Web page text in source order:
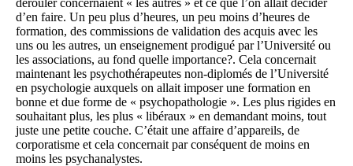
d’en faire. Un peu plus d’heures, un peu moins d’heures de
formation, des commissions de validation des acquis avec les
uns ou les autres, un enseignement prodigué par l’Université ou
les associations, au fond quelle importance?. Cela concernait
maintenant les psychothérapeutes non-diplomés de l’Université
en psychologie auxquels on allait imposer une formation en
bonne et due forme de « psychopathologie ». Les plus rigides en
souhaitant plus, les plus « libéraux » en demandant moins, tout
juste une petite couche. C’était une affaire d’appareils, de
corporatisme et cela concernait par conséquent de moins en
moins les psychanalystes.